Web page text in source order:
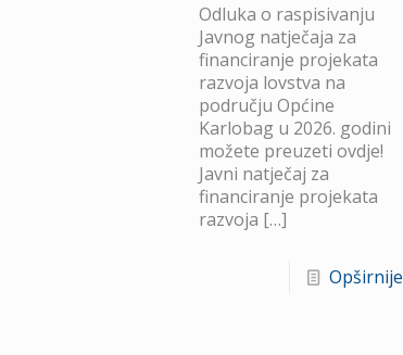
Odluka o raspisivanju
Javnog natječaja za
financiranje projekata
razvoja lovstva na
području Općine
Karlobag u 2026. godini
možete preuzeti ovdje!
Javni natječaj za
financiranje projekata
razvoja […]
Opširnije